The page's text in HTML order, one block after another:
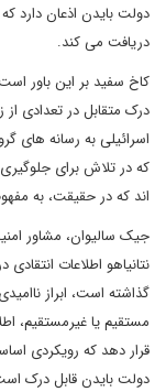
دولت بایدن اذعان دارد
دریافت می کند.
کاخ سفید بر این باور
درک متقابل در تعدادی
اسرائیلی به رسانه های
که در تلاش برای
اند که در حقیقت، به
جیک سالیوان، مشاور
نتانیاهو اطلاعات
گذاشته است، ابراز
مستقیم یا غیرمستقیم،
قرار دهد که رویکردی
دولت بایدن قابل درک